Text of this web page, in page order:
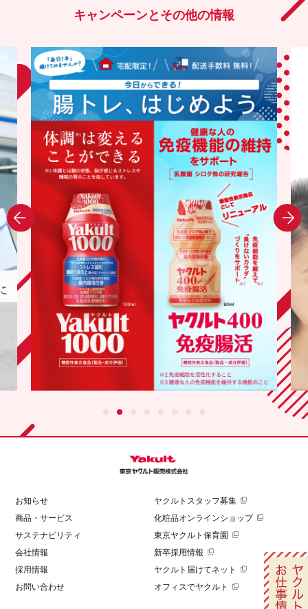
キャンペーンとその他の情報
お知らせ
商品・サービス
サステナビリティ
会社情報
採用情報
お問い合わせ
ヤクルトスタッフ募集
化粧品オンラインショップ
東京ヤクルト保育園
新卒採用情報
ヤクルト届けてネット
オフィスでヤクルト